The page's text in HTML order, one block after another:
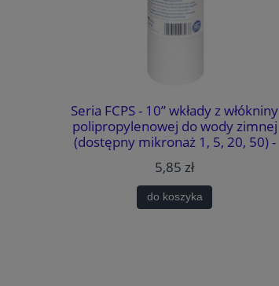
Seria FCPS - 10” wkłady z włókniny
polipropylenowej do wody zimnej
(dostępny mikronaż 1, 5, 20, 50) -
usuwają rdzę, piasek, muł,
zawiesiny
5,85 zł
do koszyka